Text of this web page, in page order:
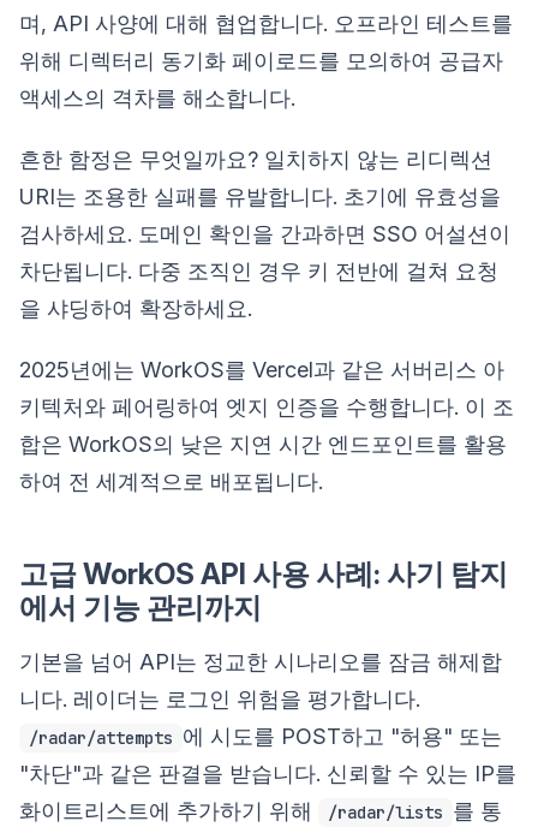
며, API 사양에 대해 협업합니다. 오프라인 테스트를
위해 디렉터리 동기화 페이로드를 모의하여 공급자
액세스의 격차를 해소합니다.
흔한 함정은 무엇일까요? 일치하지 않는 리디렉션
URI는 조용한 실패를 유발합니다. 초기에 유효성을
검사하세요. 도메인 확인을 간과하면 SSO 어설션이
차단됩니다. 다중 조직인 경우 키 전반에 걸쳐 요청
을 샤딩하여 확장하세요.
2025년에는 WorkOS를 Vercel과 같은 서버리스 아
키텍처와 페어링하여 엣지 인증을 수행합니다. 이 조
합은 WorkOS의 낮은 지연 시간 엔드포인트를 활용
하여 전 세계적으로 배포됩니다.
고급 WorkOS API 사용 사례: 사기 탐지
에서 기능 관리까지
기본을 넘어 API는 정교한 시나리오를 잠금 해제합
니다. 레이더는 로그인 위험을 평가합니다.
/radar/attempts 에 시도를 POST하고 "허용" 또는
"차단"과 같은 판결을 받습니다. 신뢰할 수 있는 IP를
화이트리스트에 추가하기 위해
/radar/lists 를 통